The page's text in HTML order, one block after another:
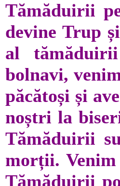
Tămăduirii
devine Trup
al
bolnavi,
păcătoși și
noștri la
Tămăduirii
morții.
Tămăduirii